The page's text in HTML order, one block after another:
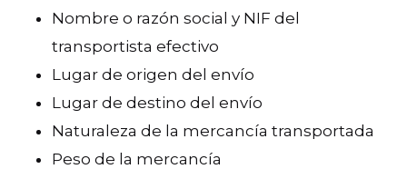
Nombre o razón social y NIF del
transportista efectivo
Lugar de origen del envío
Lugar de destino del envío
Naturaleza de la mercancía transportada
Peso de la mercancía